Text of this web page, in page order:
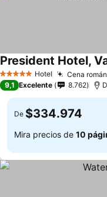
5 Estrellas Hotel Cena
President Hotel,
9,1 Excelente 8.762
De $334.974
Mira precios de 10